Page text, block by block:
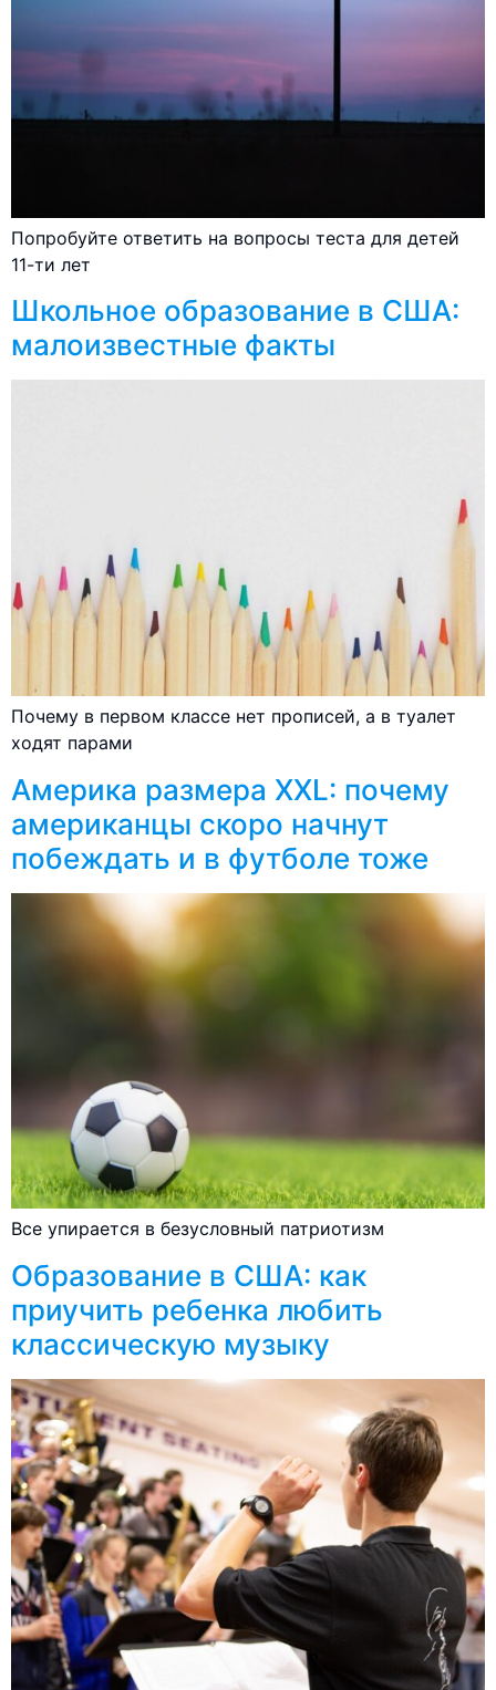
Попробуйте ответить на вопросы теста для детей
11-ти лет
Школьное образование в США:
малоизвестные факты
Почему в первом классе нет прописей, а в туалет
ходят парами
Америка размера XXL: почему
американцы скоро начнут
побеждать и в футболе тоже
Все упирается в безусловный патриотизм
Образование в США: как
приучить ребенка любить
классическую музыку